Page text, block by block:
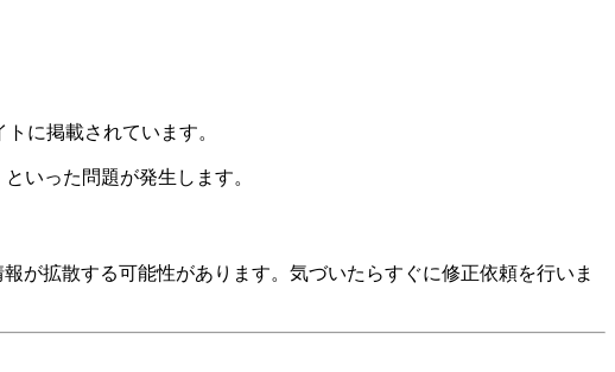
に掲載されています。
いった問題が発生します。
が拡散する可能性があります。気づいたらすぐに修正依頼を行いま